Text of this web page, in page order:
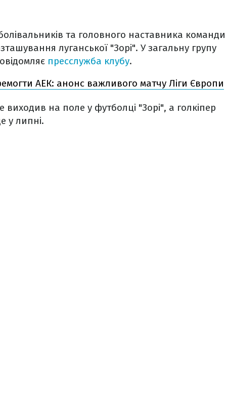
та головного наставника команди
луганської "Зорі". У загальну групу
пресслужба клубу.
АЕК: анонс важливого матчу Ліги Європи
на поле у футболці "Зорі", а голкіпер
у липні.